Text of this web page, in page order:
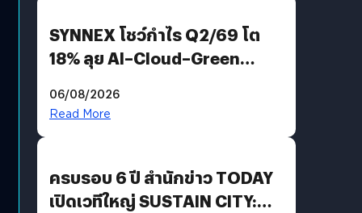
SYNNEX โชว์กำไร Q2/69 โต
18% ลุย AI–Cloud–Green
Revenue เร่งเครื่อง New
06/08/2026
Read More
ครบรอบ 6 ปี สำนักข่าว TODAY
เปิดเวทีใหญ่ SUSTAIN CITY: